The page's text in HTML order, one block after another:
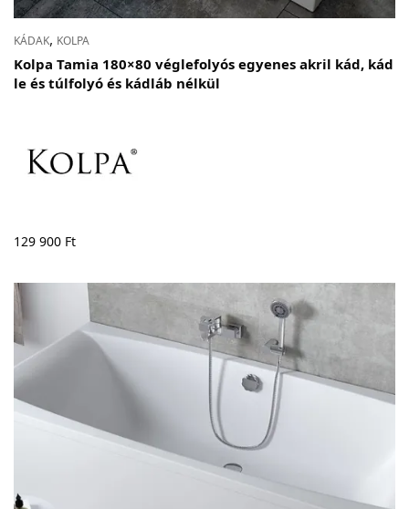
KÁDAK, KOLPA
Kolpa Tamia 180×80 véglefolyós egyenes akril kád, kád
le és túlfolyó és kádláb nélkül
129 900 Ft